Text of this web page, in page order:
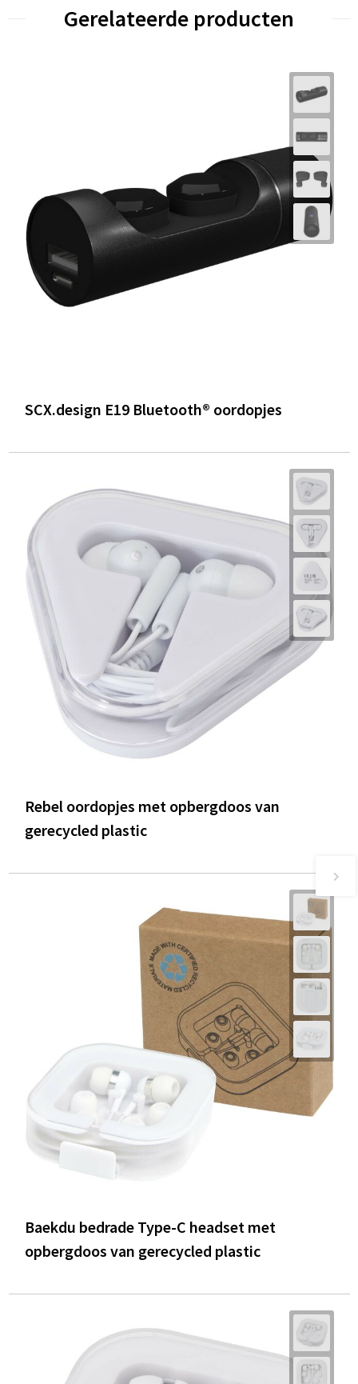
Gerelateerde producten
SCX.design E19 Bluetooth® oordopjes
Rebel oordopjes met opbergdoos van
gerecycled plastic
Baekdu bedrade Type-C headset met
opbergdoos van gerecycled plastic